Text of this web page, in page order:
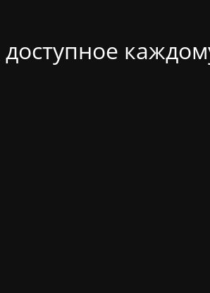
доступное